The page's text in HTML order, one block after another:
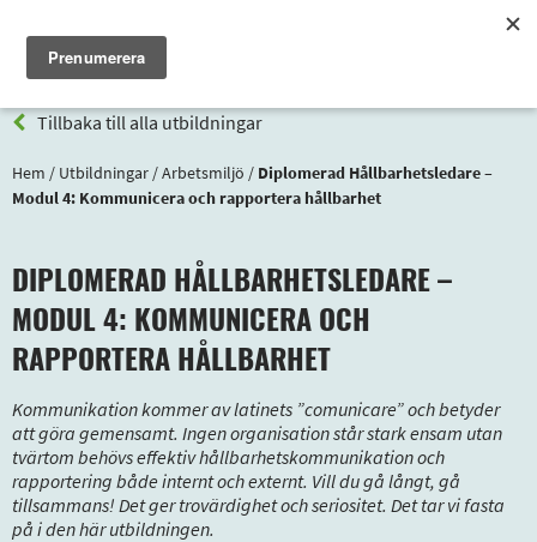
Meny
Tillbaka till alla utbildningar
Hem / Utbildningar /Arbetsmiljö / Diplomerad Hållbarhetsledare –
Modul 4: Kommunicera och rapportera hållbarhet
DIPLOMERAD HÅLLBARHETSLEDARE –
MODUL 4: KOMMUNICERA OCH
RAPPORTERA HÅLLBARHET
Kommunikation kommer av latinets ”comunicare” och betyder
att göra gemensamt. Ingen organisation står stark ensam utan
tvärtom behövs effektiv hållbarhetskommunikation och
rapportering både internt och externt. Vill du gå långt, gå
tillsammans! Det ger trovärdighet och seriositet. Det tar vi fasta
på i den här utbildningen.